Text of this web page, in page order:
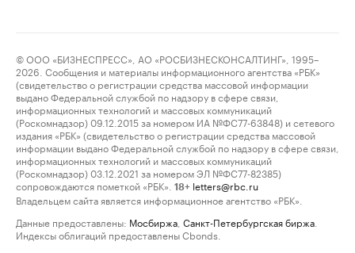
© ООО «БИЗНЕСПРЕСС», АО «РОСБИЗНЕСКОНСАЛТИНГ», 1995–
2026. Сообщения и материалы информационного агентства «РБК»
(свидетельство о регистрации средства массовой информации
выдано Федеральной службой по надзору в сфере связи,
информационных технологий и массовых коммуникаций
(Роскомнадзор) 09.12.2015 за номером ИА №ФС77-63848) и сетевого
издания «РБК» (свидетельство о регистрации средства массовой
информации выдано Федеральной службой по надзору в сфере связи,
информационных технологий и массовых коммуникаций
(Роскомнадзор) 03.12.2021 за номером ЭЛ №ФС77-82385)
сопровождаются пометкой «РБК».
18+ letters@rbc.ru
Владельцем сайта является информационное агентство «РБК».
Данные предоставлены: Мосбиржа Санкт-Петербургская биржа
Индексы облигаций предоставлены Cbonds.